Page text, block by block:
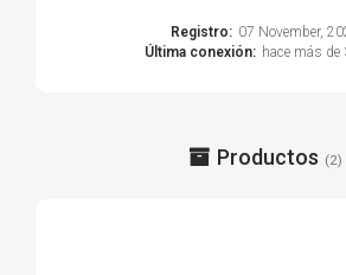
Registro: 07 November,
Última conexión: hace más de
Productos (2)